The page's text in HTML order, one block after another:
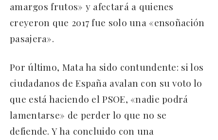
amargos frutos» y afectará a quienes
creyeron que 2017 fue solo una «ensoñación
pasajera».
Por último, Mata ha sido contundente: si los
ciudadanos de España avalan con su voto lo
que está haciendo el PSOE, «nadie podrá
lamentarse» de perder lo que no se
defiende. Y ha concluido con una